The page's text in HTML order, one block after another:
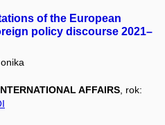
of the European
policy discourse 2021–
AFFAIRS , rok: